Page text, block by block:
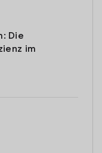
Die
im